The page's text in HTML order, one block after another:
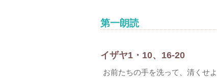
第一朗読
イザヤ1・10、16-20
お前たちの手を洗って、清くせよ